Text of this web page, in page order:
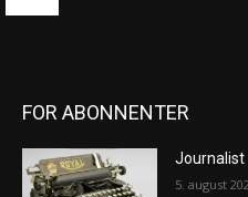
FOR ABONNENTER
Journalist
5. august